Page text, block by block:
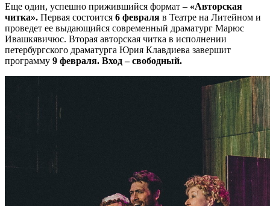
Еще один, успешно прижившийся формат – «Авторская
читка». Первая состоится 6 февраля в Театре на Литейном и
проведет ее выдающийся современный драматург Марюс
Ивашкявичюс. Вторая авторская читка в исполнении
петербургского драматурга Юрия Клавдиева завершит
программу 9 февраля. Вход – свободный.